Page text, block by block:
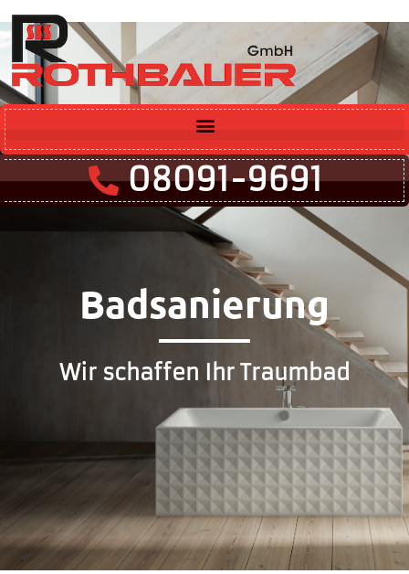
08091-9691
Badsanierung
Wir schaffen Ihr Traumbad